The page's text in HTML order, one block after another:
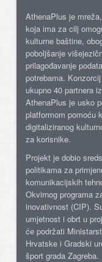
AthenaPlus je
koja ima za cilj
kulturne baštine,
poboljšanje
prilagođavanje
potrebama.
ukupno 40 partnera
AthenaPlus je usko
platformom pomoću
digitaliziranog
za korisnike.
Projekt je dobio
politikama za
komunikacijskih
Okvirnog programa
inovativnost (CIP).
umjetnost i obrt u
će podržati
Hrvatske i Gradski
šport grada Zagreba.